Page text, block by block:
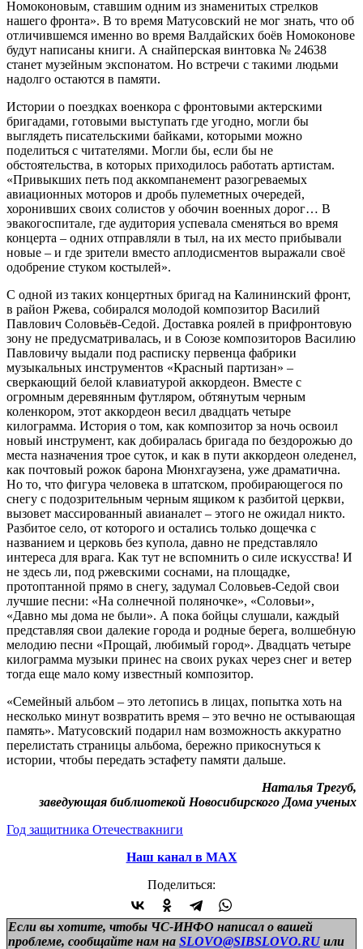
Номоконовым, ставшим одним из знаменитых стрелков
нашего фронта». В то время Матусовский не мог знать, что об
отличившемся именно во время Валдайских боёв Номоконове
будут написаны книги. А снайперская винтовка № 24638
станет музейным экспонатом. Но встречи с такими людьми
надолго остаются в памяти.
Истории о поездках военкора с фронтовыми актерскими
бригадами, готовыми выступать где угодно, могли бы
выглядеть писательскими байками, которыми можно
поделиться с читателями. Могли бы, если бы не
обстоятельства, в которых приходилось работать артистам.
«Привыкших петь под аккомпанемент разогреваемых
авиационных моторов и дробь пулеметных очередей,
хоронивших своих солистов у обочин военных дорог… В
эвакогоспитале, где аудитория успевала сменяться во время
концерта – одних отправляли в тыл, на их место прибывали
новые – и где зрители вместо аплодисментов выражали своё
одобрение стуком костылей».
С одной из таких концертных бригад на Калининский фронт,
в район Ржева, собирался молодой композитор Василий
Павлович Соловьёв-Седой. Доставка роялей в прифронтовую
зону не предусматривалась, и в Союзе композиторов Василию
Павловичу выдали под расписку первенца фабрики
музыкальных инструментов «Красный партизан» –
сверкающий белой клавиатурой аккордеон. Вместе с
огромным деревянным футляром, обтянутым черным
коленкором, этот аккордеон весил двадцать четыре
килограмма. История о том, как композитор за ночь освоил
новый инструмент, как добиралась бригада по бездорожью до
места назначения трое суток, и как в пути аккордеон оледенел,
как почтовый рожок барона Мюнхгаузена, уже драматична.
Но то, что фигура человека в штатском, пробирающегося по
снегу с подозрительным черным ящиком к разбитой церкви,
вызовет массированный авианалет – этого не ожидал никто.
Разбитое село, от которого и остались только дощечка с
названием и церковь без купола, давно не представляло
интереса для врага. Как тут не вспомнить о силе искусства! И
не здесь ли, под ржевскими соснами, на площадке,
протоптанной прямо в снегу, задумал Соловьев-Седой свои
лучшие песни: «На солнечной поляночке», «Соловьи»,
«Давно мы дома не были». А пока бойцы слушали, каждый
представляя свои далекие города и родные берега, волшебную
мелодию песни «Прощай, любимый город». Двадцать четыре
килограмма музыки принес на своих руках через снег и ветер
тогда еще мало кому известный композитор.
«Семейный альбом – это летопись в лицах, попытка хоть на
несколько минут возвратить время – это вечно не остывающая
память». Матусовский подарил нам возможность аккуратно
перелистать страницы альбома, бережно прикоснуться к
истории, чтобы передать эстафету памяти дальше.
Наталья Трегуб,
заведующая библиотекой Новосибирского Дома ученых
Год защитника Отечествакниги
Наш канал в МАХ
Поделиться:
Если вы хотите, чтобы ЧС-ИНФО написал о вашей
проблеме, сообщайте нам на SLOVO@SIBSLOVO.RU или